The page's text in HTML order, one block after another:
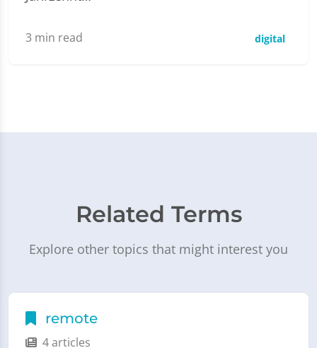
3 min read digital
Related Terms
Explore other topics that might interest you
remote
4 articles